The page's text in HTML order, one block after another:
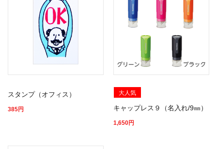
スタンプ（オフィス）
385円
大人気
キャップレス９（名入れ/9㎜）
1,650円